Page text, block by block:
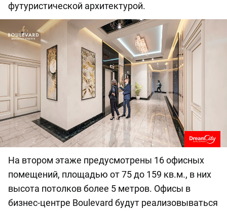
футуристической архитектурой.
На втором этаже предусмотрены 16 офисных
помещений, площадью от 75 до 159 кв.м., в них
высота потолков более 5 метров. Офисы в
бизнес-центре Boulevard будут реализовываться